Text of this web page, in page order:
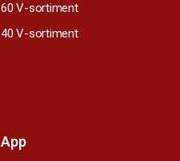
60 V-sortiment
40 V-sortiment
App